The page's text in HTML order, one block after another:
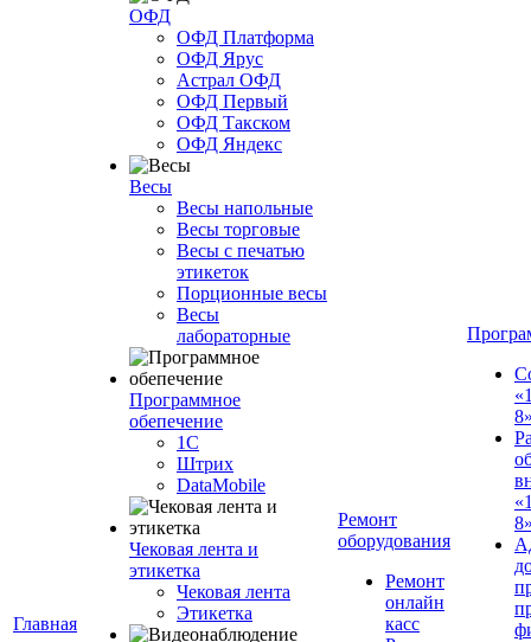
Главная
ОФД
ОФД Платформа
ОФД Ярус
Астрал ОФД
ОФД Первый
ОФД Такском
ОФД Яндекс
Весы
Весы напольные
Весы торговые
Весы с печатью
этикеток
Порционные весы
Весы
лабораторные
Программное
обепечение
1С
Штрих
DataMobile
Чековая лента и
этикетка
Чековая лента
Этикетка
Ремонт
оборудования
Ремонт
онлайн
касс